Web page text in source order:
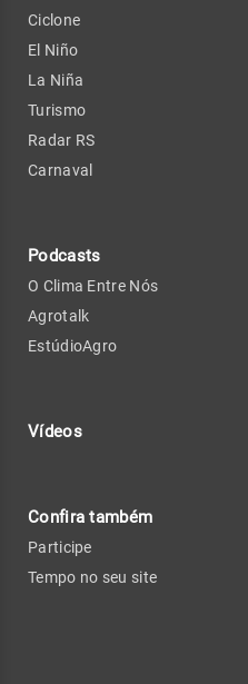
Ciclone
El Niño
La Niña
Turismo
Radar RS
Carnaval
Podcasts
O Clima Entre Nós
Agrotalk
EstúdioAgro
Vídeos
Confira também
Participe
Tempo no seu site